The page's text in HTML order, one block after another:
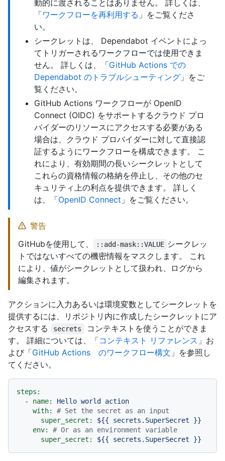
動的に渡されることはありません。 詳しくは、
「ワークフローを再利用する 」をご覧くださ
い。
シークレットは、 Dependabot イベントによっ
てトリガーされるワークフローでは使用できま
せん。 詳しくは、「GitHub Actions での
Dependabot のトラブルシューティング 」をご
覧ください。
GitHub Actions ワークフローが OpenID
Connect (OIDC) をサポートするクラウド プロ
バイダーのリソースにアクセスする必要がある
場合は、クラウド プロバイダーに対して直接認
証するようにワークフローを構成できます。 こ
れにより、有効期間の長いシークレットとして
これらの資格情報の格納を停止し、その他のセ
キュリティ上の利点を提供できます。 詳しく
は、「OpenID Connect 」をご覧ください。
警告
GitHubを使用して、
::add-mask::VALUE シークレッ
トではないすべての機密情報をマスクします。 これ
により、値がシークレットとして扱われ、ログから
編集されます。
アクションに入力あるいは環境変数としてシークレットを
提供するには、リポジトリ内に作成したシークレットにア
クセスする
secrets
コンテキストを使うことができま
す。 詳細については、「コンテキスト リファレンス 」お
よび「GitHub Actions のワークフロー構文 」を参照し
てください。
steps:
-
name: Hello world
action
with:
# Set the secret as an input
super_secret:
${{ secrets.SuperSecret
}}
env:
# Or as an environment variable
super_secret:
${{ secrets.SuperSecret }}